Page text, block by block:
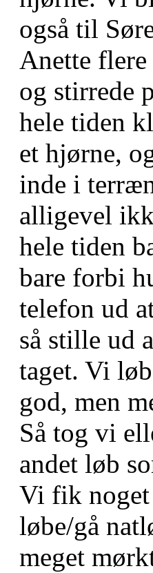
også til
Anette flere
og stirrede
hele tiden
et hjørne,
inde i
alligevel
hele tiden
bare forbi
telefon ud
så stille ud
taget. Vi
god, men
Så tog vi
andet løb
Vi fik noget
løbe/gå
meget